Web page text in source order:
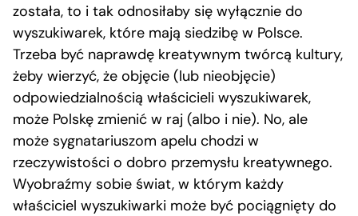
została, to i tak odnosiłaby się wyłącznie do
wyszukiwarek, które mają siedzibę w Polsce.
Trzeba być naprawdę kreatywnym twórcą kultury,
żeby wierzyć, że objęcie (lub nieobjęcie)
odpowiedzialnością właścicieli wyszukiwarek,
może Polskę zmienić w raj (albo i nie). No, ale
może sygnatariuszom apelu chodzi w
rzeczywistości o dobro przemysłu kreatywnego.
Wyobraźmy sobie świat, w którym każdy
właściciel wyszukiwarki może być pociągnięty do